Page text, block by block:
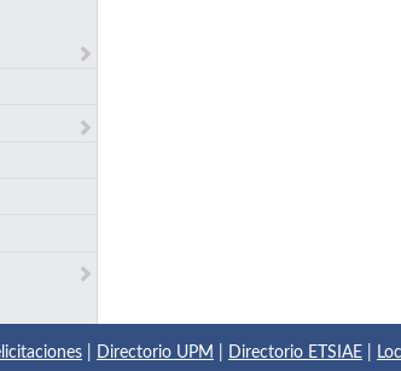
Directorio UPM Directorio ETSIAE